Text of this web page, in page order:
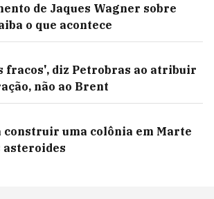
de Jaques Wagner sobre
o que acontece
fracos', diz Petrobras ao atribuir
não ao Brent
construir uma colônia em Marte
asteroides